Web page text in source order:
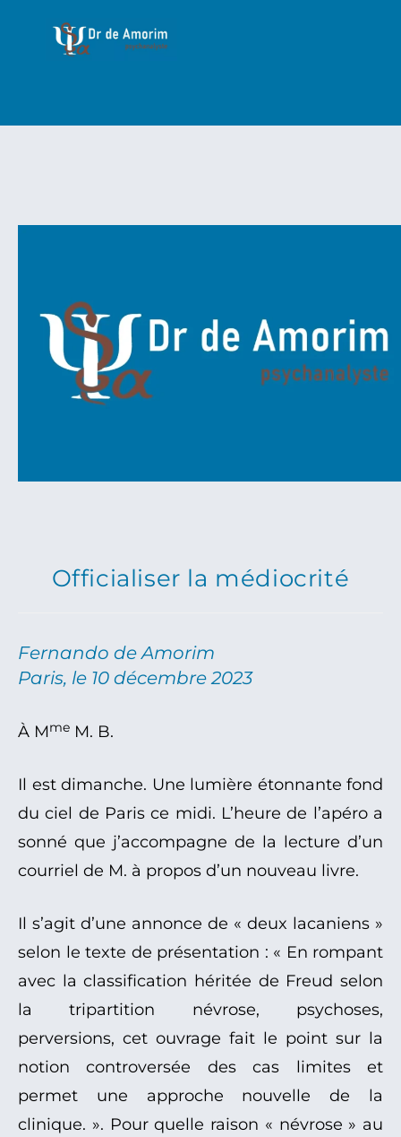
Officialiser la médiocrité
Fernando de Amorim
Paris, le 10 décembre 2023
À Mme M. B.
Il est dimanche. Une lumière étonnante fond
du ciel de Paris ce midi. L’heure de l’apéro a
sonné que j’accompagne de la lecture d’un
courriel de M. à propos d’un nouveau livre.
Il s’agit d’une annonce de « deux lacaniens »
selon le texte de présentation : « En rompant
avec la classification héritée de Freud selon
la tripartition névrose, psychoses,
perversions, cet ouvrage fait le point sur la
notion controversée des cas limites et
permet une approche nouvelle de la
clinique. ». Pour quelle raison « névrose » au